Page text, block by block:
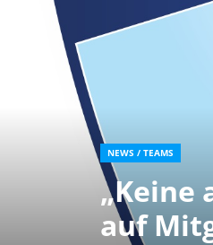
NEWS / TEAMS
„Keine
auf